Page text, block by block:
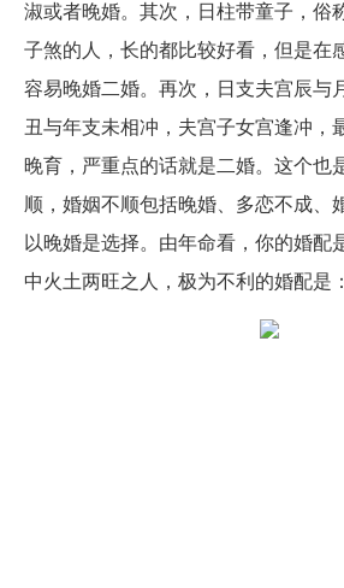
淑或者晚婚。其次，日柱带童子，俗
子煞的人，长的都比较好看，但是在
容易晚婚二婚。再次，日支夫宫辰与
丑与年支未相冲，夫宫子女宫逢冲，
晚育，严重点的话就是二婚。这个也
顺，婚姻不顺包括晚婚、多恋不成、
以晚婚是选择。由年命看，你的婚配
中火土两旺之人，极为不利的婚配是